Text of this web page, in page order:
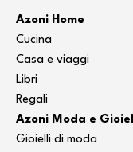
Azoni Home
Cucina
Casa e viaggi
Libri
Regali
Azoni Moda e
Gioielli di moda